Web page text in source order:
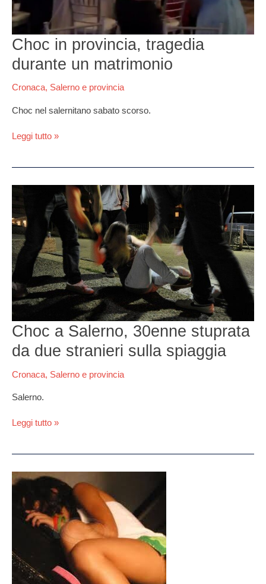
Choc in provincia, tragedia
durante un matrimonio
Cronaca, Salerno e provincia
Choc nel salernitano sabato scorso.
Leggi tutto »
Choc a Salerno, 30enne stuprata
da due stranieri sulla spiaggia
Cronaca, Salerno e provincia
Salerno.
Salerno,
30enne
stuprata
da
due
stranieri
sulla
spiaggia
Leggi tutto »
Salerno,
per
stuprare
in
un
vicolo.